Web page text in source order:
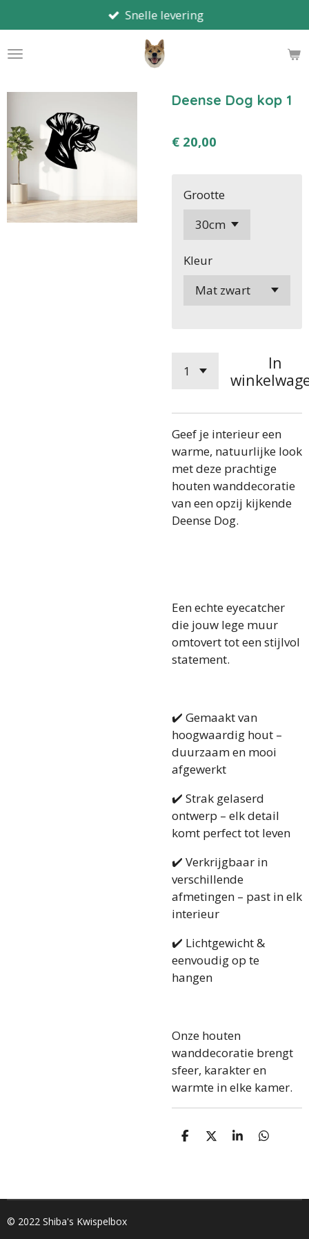
direct
naar
Snelle levering
Deense Dog kop 1
€ 20,00
Grootte
Kleur
In
Geef je interieur een
warme, natuurlijke look
met deze prachtige
houten wanddecoratie
van een opzij kijkende
Deense Dog.
Een echte eyecatcher
die jouw lege muur
omtovert tot een stijlvol
statement.
✔️ Gemaakt van
hoogwaardig hout –
duurzaam en mooi
afgewerkt
✔️ Strak gelaserd
ontwerp – elk detail
komt perfect tot leven
✔️ Verkrijgbaar in
verschillende
afmetingen – past in elk
interieur
✔️ Lichtgewicht &
eenvoudig op te
hangen
Onze houten
wanddecoratie brengt
sfeer, karakter en
warmte in elke kamer.
D
D
S
D
© 2022 Shiba's Kwispelbox